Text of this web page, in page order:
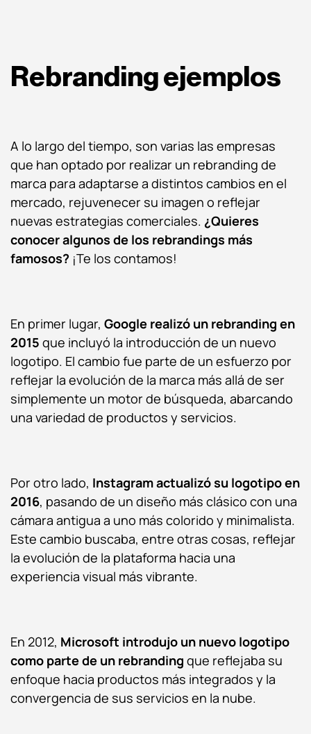
Rebranding ejemplos
A lo largo del tiempo, son varias las empresas
que han optado por realizar un rebranding de
marca para adaptarse a distintos cambios en el
mercado, rejuvenecer su imagen o reflejar
nuevas estrategias comerciales. ¿Quieres
conocer algunos de los rebrandings más
famosos? ¡Te los contamos!
En primer lugar, Google realizó un rebranding en
2015 que incluyó la introducción de un nuevo
logotipo. El cambio fue parte de un esfuerzo por
reflejar la evolución de la marca más allá de ser
simplemente un motor de búsqueda, abarcando
una variedad de productos y servicios.
Por otro lado, Instagram actualizó su logotipo en
2016, pasando de un diseño más clásico con una
cámara antigua a uno más colorido y minimalista.
Este cambio buscaba, entre otras cosas, reflejar
la evolución de la plataforma hacia una
experiencia visual más vibrante.
En 2012, Microsoft introdujo un nuevo logotipo
como parte de un rebranding que reflejaba su
enfoque hacia productos más integrados y la
convergencia de sus servicios en la nube.